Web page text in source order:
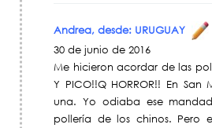
Andrea, desde: URUGUAY
30 de junio de 2016
Me hicieron acordar de las
Y PICO!!Q HORROR!! En
una. Yo odiaba ese
pollería de los chinos. Pero